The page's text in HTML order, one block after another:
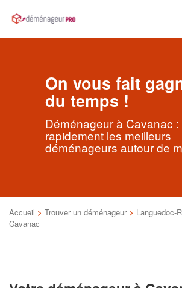
On vous fait
du temps !
Déménageur à Cavanac :
rapidement les meilleurs
déménageurs autour de
Accueil > Trouver un déménageur > Languedoc-
Cavanac